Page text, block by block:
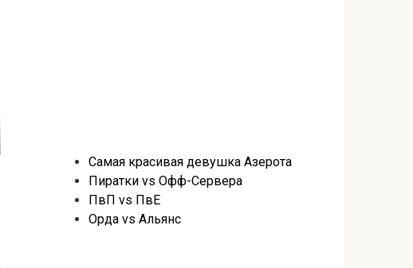
Самая красивая девушка Азерота
Пиратки vs Офф-Сервера
ПвП vs ПвЕ
Орда vs Альянс